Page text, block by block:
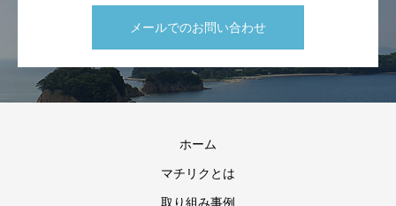
メールでのお問い合わせ
ホーム
マチリクとは
取り組み事例